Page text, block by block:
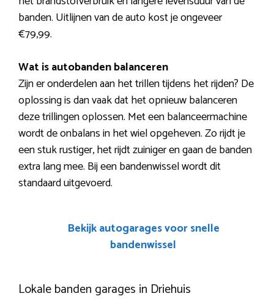
banden. Uitlijnen van de auto kost je ongeveer
€79,99.
Wat is autobanden balanceren
Zijn er onderdelen aan het trillen tijdens het rijden? De
oplossing is dan vaak dat het opnieuw balanceren
deze trillingen oplossen. Met een balanceermachine
wordt de onbalans in het wiel opgeheven. Zo rijdt je
een stuk rustiger, het rijdt zuiniger en gaan de banden
extra lang mee. Bij een bandenwissel wordt dit
standaard uitgevoerd.
Bekijk autogarages voor snelle
bandenwissel
Lokale banden garages in Driehuis